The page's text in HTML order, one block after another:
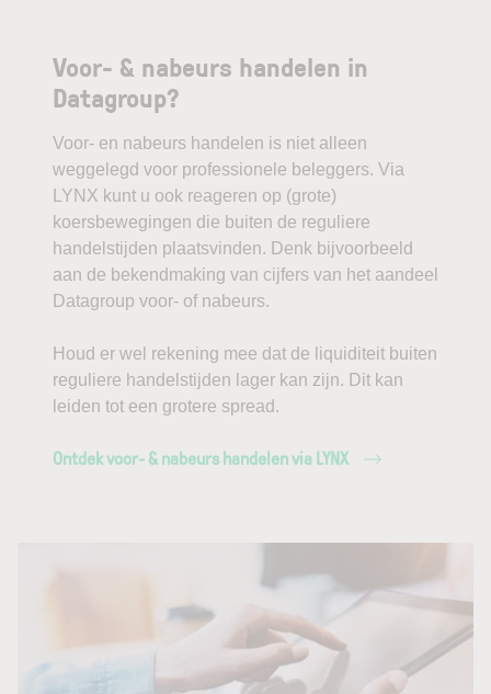
Voor- & nabeurs handelen in
Datagroup?
Voor- en nabeurs handelen is niet alleen
weggelegd voor professionele beleggers. Via
LYNX kunt u ook reageren op (grote)
koersbewegingen die buiten de reguliere
handelstijden plaatsvinden. Denk bijvoorbeeld
aan de bekendmaking van cijfers van het aandeel
Datagroup voor- of nabeurs.
Houd er wel rekening mee dat de liquiditeit buiten
reguliere handelstijden lager kan zijn. Dit kan
leiden tot een grotere spread.
Ontdek voor- & nabeurs handelen via LYNX